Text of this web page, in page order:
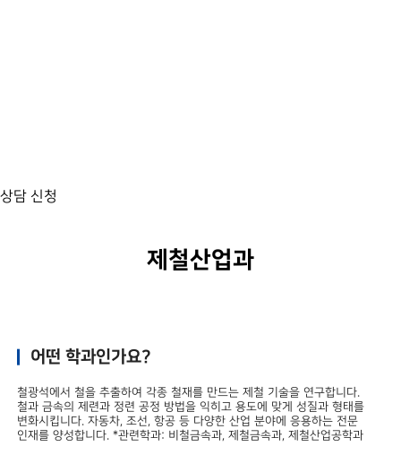
상담 신청
제철산업과
어떤 학과인가요?
철광석에서 철을 추출하여 각종 철재를 만드는 제철 기술을 연구합니다.
철과 금속의 제련과 정련 공정 방법을 익히고 용도에 맞게 성질과 형태를
변화시킵니다. 자동차, 조선, 항공 등 다양한 산업 분야에 응용하는 전문
인재를 양성합니다. *관련학과: 비철금속과, 제철금속과, 제철산업공학과